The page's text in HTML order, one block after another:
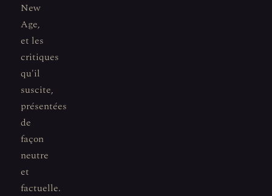
New
Age,
et les
critiques
qu'il
suscite,
présentées
de
façon
neutre
et
factuelle.